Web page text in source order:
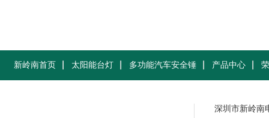
新岭南首页 太阳能台灯 多功能汽车安全锤 产品中心
深圳市新岭南